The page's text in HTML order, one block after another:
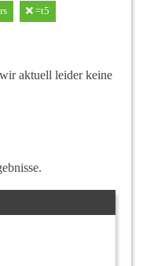
=t5
aktuell leider keine